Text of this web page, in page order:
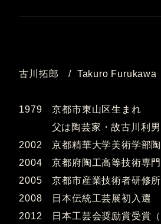
古川拓郎 / Takuro Furukawa
1979 京都市東山区生まれ
父は陶芸家・故古川利男
2002 京都精華大学美術学部
2004 京都府陶工高等技術専門
2005 京都市産業技術者研修所
2008 日本伝統工芸展初入選
2012 日本工芸会奨励賞受賞（